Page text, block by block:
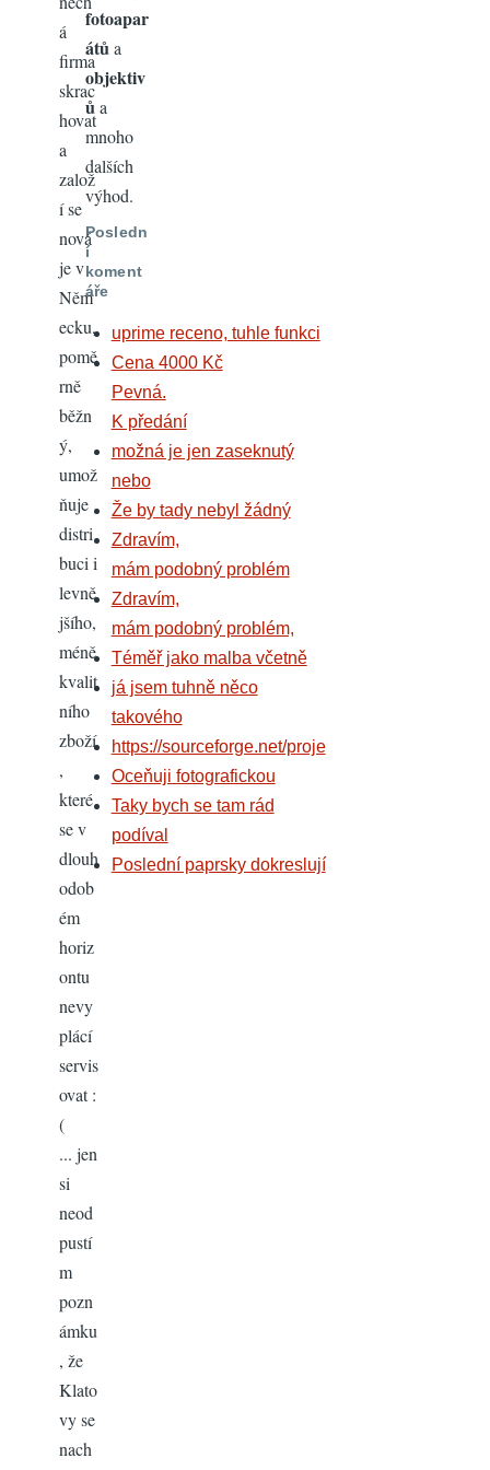
á
firma
skrac
hovat
a
založ
í se
nová
je v
Něm
ecku,
pomě
rně
běžn
ý,
umož
ňuje
distri
buci i
levně
jšího,
méně
kvalit
ního
zboží
,
které
se v
dlouh
odob
ém
horiz
ontu
nevy
plácí
servis
ovat :
(
... jen
si
neod
pustí
m
pozn
ámku
, že
Klato
vy se
nach
fotoapar
átů a
objektiv
ů a
mnoho
dalších
výhod.
Posledn
í
koment
áře
uprime receno, tuhle funkci
Cena 4000 Kč
Pevná.
K předání
možná je jen zaseknutý
nebo
Že by tady nebyl žádný
Zdravím,
mám podobný problém
Zdravím,
mám podobný problém,
Téměř jako malba včetně
já jsem tuhně něco
takového
https://sourceforge.net/proje
Oceňuji fotografickou
Taky bych se tam rád
podíval
Poslední paprsky dokreslují